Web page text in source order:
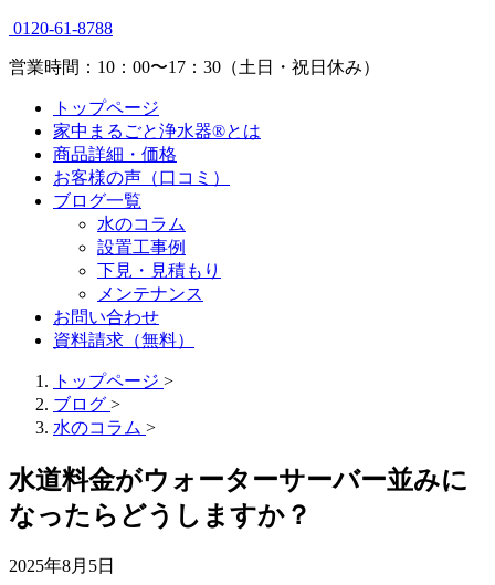
0120-61-8788
営業時間：10：00〜17：30（土日・祝日休み）
トップページ
家中まるごと浄水器®とは
商品詳細・価格
お客様の声（口コミ）
ブログ一覧
水のコラム
設置工事例
下見・見積もり
メンテナンス
お問い合わせ
資料請求（無料）
トップページ >
ブログ >
水のコラム >
水道料金がウォーターサーバー並みに
なったらどうしますか？
2025年8月5日